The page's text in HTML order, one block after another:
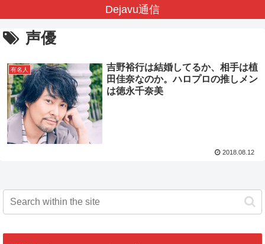
Dejavu通信
声優
有名人
吉野裕行は結婚してるか、相手は植
田佳奈なのか。ハロプロの推しメン
は徳永千奈美
2018.08.12